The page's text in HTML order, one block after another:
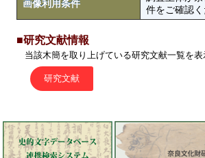
画像利用条件
件をご確認く
■研究文献情報
当該木簡を取り上げている研究文献一覧を表
研究文献